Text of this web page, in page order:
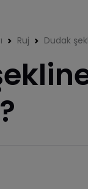
Ruj Dudak